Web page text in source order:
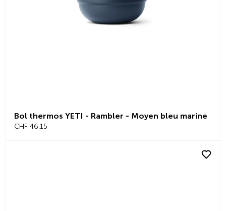
Bol thermos YETI - Rambler - Moyen bleu marine
CHF 46.15